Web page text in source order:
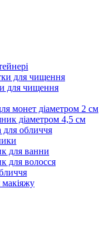
для чищення
для чищення
монет діаметром 2 см
діаметром 4,5 см
для обличчя
для ванни
для волосся
макіяжу